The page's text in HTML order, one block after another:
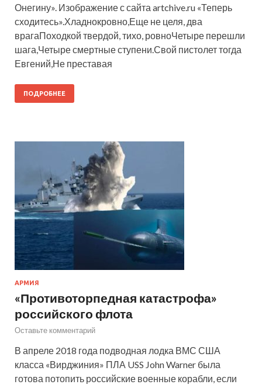
Онегину». Изображение с сайта artchive.ru «Теперь
сходитесь».Хладнокровно,Еще не целя, два
врагаПоходкой твердой, тихо, ровноЧетыре перешли
шага,Четыре смертные ступени.Свой пистолет тогда
Евгений,Не преставая
ПОДРОБНЕЕ
АРМИЯ
«Противоторпедная катастрофа»
российского флота
Оставьте комментарий
В апреле 2018 года подводная лодка ВМС США
класса «Вирджиния» ПЛА USS John Warner была
готова потопить российские военные корабли, если